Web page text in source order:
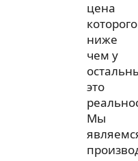
цена
которого
ниже
чем у
это
Мы